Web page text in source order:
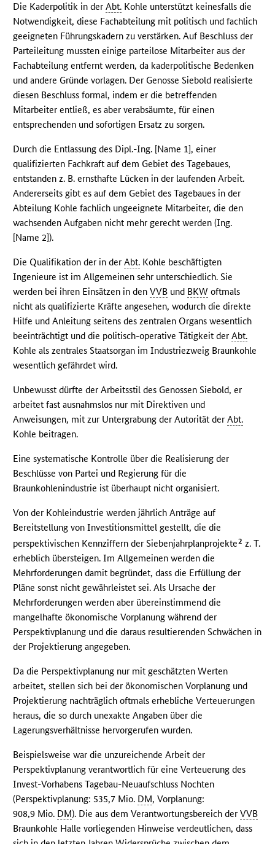
Die Kaderpolitik in derAbt. Kohle unterstützt keinesfalls die
Notwendigkeit, diese Fachabteilung mit politisch und fachlich
geeigneten Führungskadern zu verstärken. Auf Beschluss der
Parteileitung mussten einige parteilose Mitarbeiter aus der
Fachabteilung entfernt werden, da kaderpolitische Bedenken
und andere Gründe vorlagen. Der Genosse Siebold realisierte
diesen Beschluss formal, indem er die betreffenden
Mitarbeiter entließ, es aber verabsäumte, für einen
entsprechenden und sofortigen Ersatz zu sorgen.
Durch die Entlassung des Dipl.-Ing. [Name 1], einer
qualifizierten Fachkraft auf dem Gebiet des Tagebaues,
entstanden z. B. ernsthafte Lücken in der laufenden Arbeit.
Andererseits gibt es auf dem Gebiet des Tagebaues in der
Abteilung Kohle fachlich ungeeignete Mitarbeiter, die den
wachsenden Aufgaben nicht mehr gerecht werden (Ing.
[Name 2]).
Die Qualifikation der in derAbt. Kohle beschäftigten
Ingenieure ist im Allgemeinen sehr unterschiedlich. Sie
werden bei ihren Einsätzen in denVVB und BKW oftmals
nicht als qualifizierte Kräfte angesehen, wodurch die direkte
Hilfe und Anleitung seitens des zentralen Organs wesentlich
beeinträchtigt und die politisch-operative Tätigkeit derAbt.
Kohle als zentrales Staatsorgan im Industriezweig Braunkohle
wesentlich gefährdet wird.
Unbewusst dürfte der Arbeitsstil des Genossen Siebold, er
arbeitet fast ausnahmslos nur mit Direktiven und
Anweisungen, mit zur Untergrabung der Autorität derAbt.
Kohle beitragen.
Eine systematische Kontrolle über die Realisierung der
Beschlüsse von Partei und Regierung für die
Braunkohlenindustrie ist überhaupt nicht organisiert.
Von der Kohleindustrie werden jährlich Anträge auf
Bereitstellung von Investitionsmittel gestellt, die die
perspektivischen Kennziffern der Siebenjahrplanprojekte2 z. T.
erheblich übersteigen. Im Allgemeinen werden die
Mehrforderungen damit begründet, dass die Erfüllung der
Pläne sonst nicht gewährleistet sei. Als Ursache der
Mehrforderungen werden aber übereinstimmend die
mangelhafte ökonomische Vorplanung während der
Perspektivplanung und die daraus resultierenden Schwächen in
der Projektierung angegeben.
Da die Perspektivplanung nur mit geschätzten Werten
arbeitet, stellen sich bei der ökonomischen Vorplanung und
Projektierung nachträglich oftmals erhebliche Verteuerungen
heraus, die so durch unexakte Angaben über die
Lagerungsverhältnisse hervorgerufen wurden.
Beispielsweise war die unzureichende Arbeit der
Perspektivplanung verantwortlich für eine Verteuerung des
Invest-Vorhabens Tagebau-Neuaufschluss Nochten
(Perspektivplanung: 535,7 Mio. DM, Vorplanung:
908,9 Mio. DM). Die aus dem Verantwortungsbereich derVVB
Braunkohle Halle vorliegenden Hinweise verdeutlichen, dass